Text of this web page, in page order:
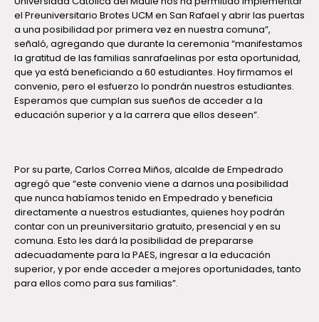
el Preuniversitario Brotes UCM en San Rafael y abrir las puertas
a una posibilidad por primera vez en nuestra comuna”,
señaló, agregando que durante la ceremonia “manifestamos
la gratitud de las familias sanrafaelinas por esta oportunidad,
que ya está beneficiando a 60 estudiantes. Hoy firmamos el
convenio, pero el esfuerzo lo pondrán nuestros estudiantes.
Esperamos que cumplan sus sueños de acceder a la
educación superior y a la carrera que ellos deseen”.
Por su parte, Carlos Correa Miños, alcalde de Empedrado
agregó que “este convenio viene a darnos una posibilidad
que nunca habíamos tenido en Empedrado y beneficia
directamente a nuestros estudiantes, quienes hoy podrán
contar con un preuniversitario gratuito, presencial y en su
comuna. Esto les dará la posibilidad de prepararse
adecuadamente para la PAES, ingresar a la educación
superior, y por ende acceder a mejores oportunidades, tanto
para ellos como para sus familias”.